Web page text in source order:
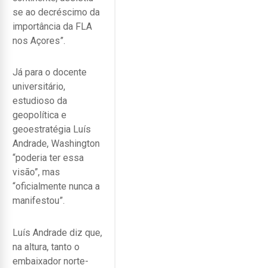
se ao decréscimo da
importância da FLA
nos Açores”.
Já para o docente
universitário,
estudioso da
geopolítica e
geoestratégia Luís
Andrade, Washington
“poderia ter essa
visão”, mas
“oficialmente nunca a
manifestou”.
Luís Andrade diz que,
na altura, tanto o
embaixador norte-